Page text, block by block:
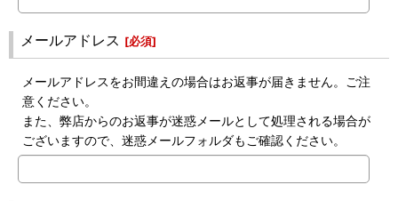
メールアドレス [必須]
メールアドレスをお間違えの場合はお返事が届きません。ご注
意ください。
また、弊店からのお返事が迷惑メールとして処理される場合が
ございますので、迷惑メールフォルダもご確認ください。